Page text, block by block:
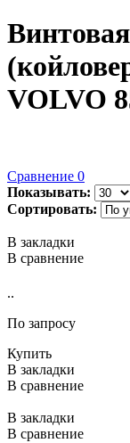
VOLVO
Сравнение 0
Показывать:
Сортировать:
В закладки
В сравнение
..
По запросу
Купить
В закладки
В сравнение
В закладки
В сравнение